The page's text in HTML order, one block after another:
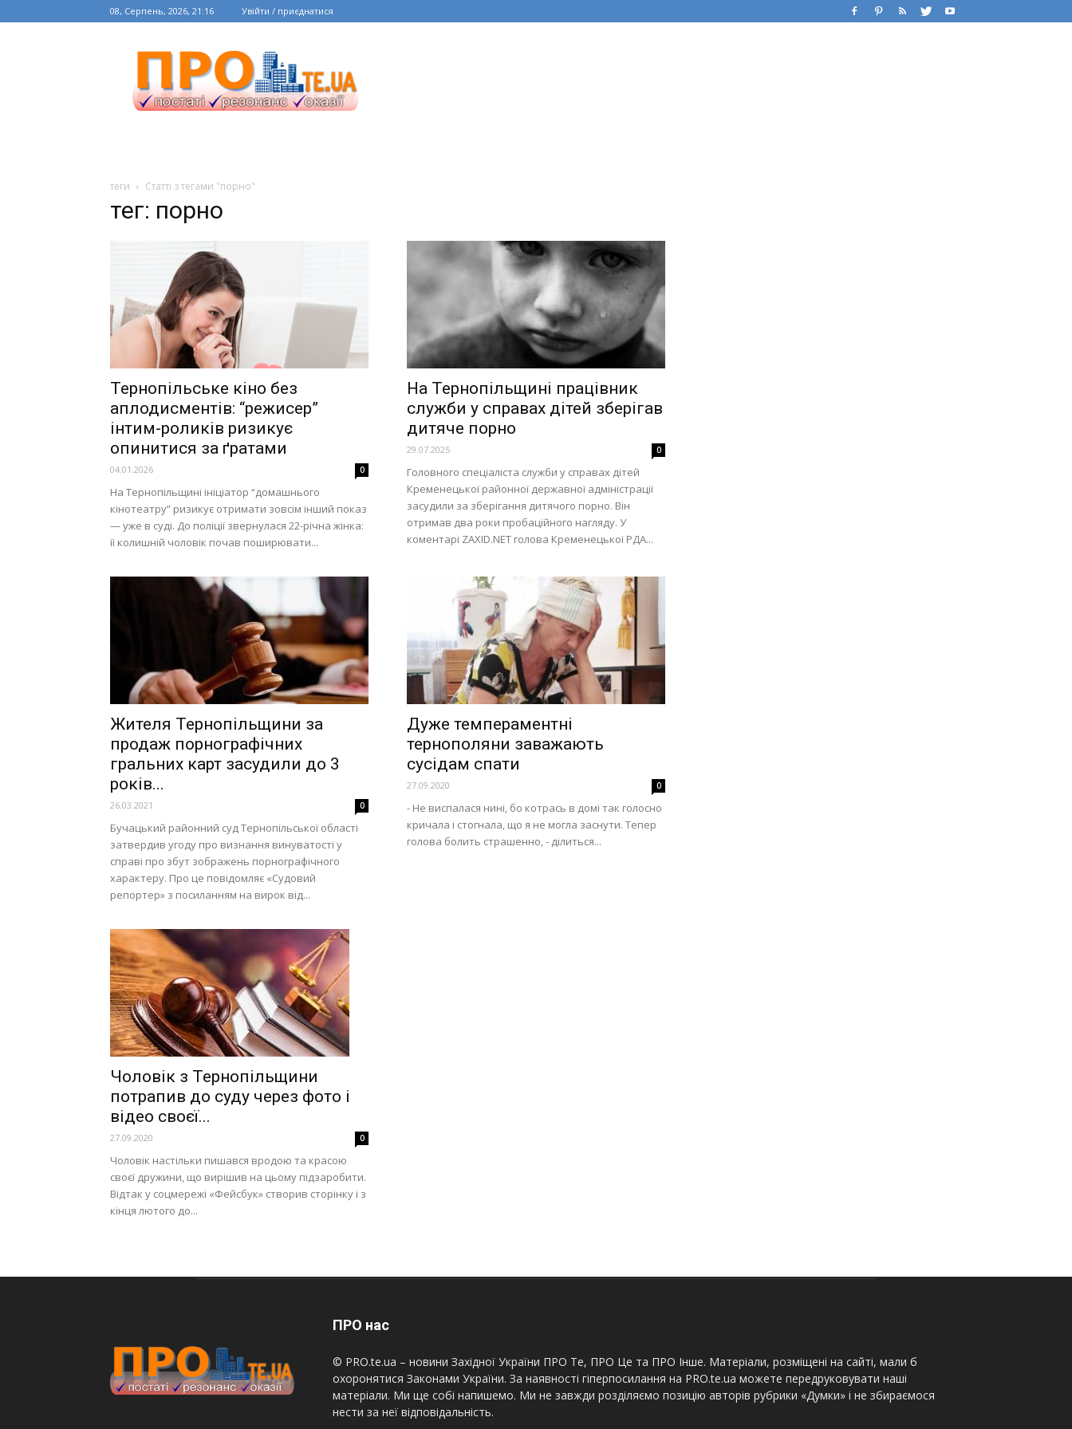
08, Серпень, 2026, 21:16 Увійти / приєднатися
теги Статті з тегами "порно"
тег: порно
Тернопільське кіно без
аплодисментів: “режисер”
інтим-роликів ризикує
опинитися за ґратами
04.01.2026 0
На Тернопільщині ініціатор “домашнього
кінотеатру” ризикує отримати зовсім інший показ
— уже в суді. До поліції звернулася 22-річна жінка:
її колишній чоловік почав поширювати...
На Тернопільщині працівник
служби у справах дітей зберігав
дитяче порно
29.07.2025 0
Головного спеціаліста служби у справах дітей
Кременецької районної державної адміністрації
засудили за зберігання дитячого порно. Він
отримав два роки пробаційного нагляду. У
коментарі ZAXID.NET голова Кременецької РДА...
Жителя Тернопільщини за
продаж порнографічних
гральних карт засудили до 3
років...
26.03.2021 0
Бучацький районний суд Тернопільської області
затвердив угоду про визнання винуватості у
справі про збут зображень порнографічного
характеру. Про це повідомляє «Судовий
репортер» з посиланням на вирок від...
Дуже темпераментні
тернополяни заважають
сусідам спати
27.09.2020 0
- Не виспалася нині, бо котрась в домі так голосно
кричала і стогнала, що я не могла заснути. Тепер
голова болить страшенно, - ділиться...
Чоловік з Тернопільщини
потрапив до суду через фото і
відео своєї...
27.09.2020 0
Чоловік настільки пишався вродою та красою
своєї дружини, що вирішив на цьому підзаробити.
Відтак у соцмережі «Фейсбук» створив сторінку і з
кінця лютого до...
ПРО нас
© PRO.te.ua – новини Західної України ПРО Те, ПРО Це та ПРО Інше. Матеріали, розміщені на сайті, мали б
охоронятися Законами України. За наявності гіперпосилання на PRO.te.ua можете передруковувати наші
матеріали. Ми ще собі напишемо. Ми не завжди розділяємо позицію авторів рубрики «Думки» і не збираємося
нести за неї відповідальність.